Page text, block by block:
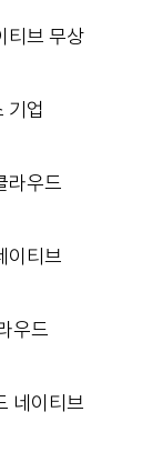
티브 무상
기업
라우드
이티브
우드
네이티브